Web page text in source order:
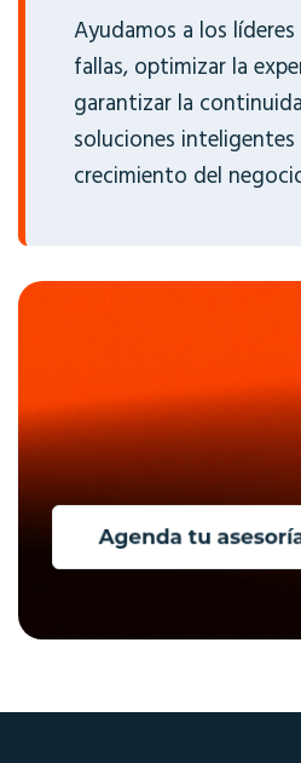
Ayudamos a los
fallas, optimizar la
garantizar la
soluciones inteligentes
crecimiento del